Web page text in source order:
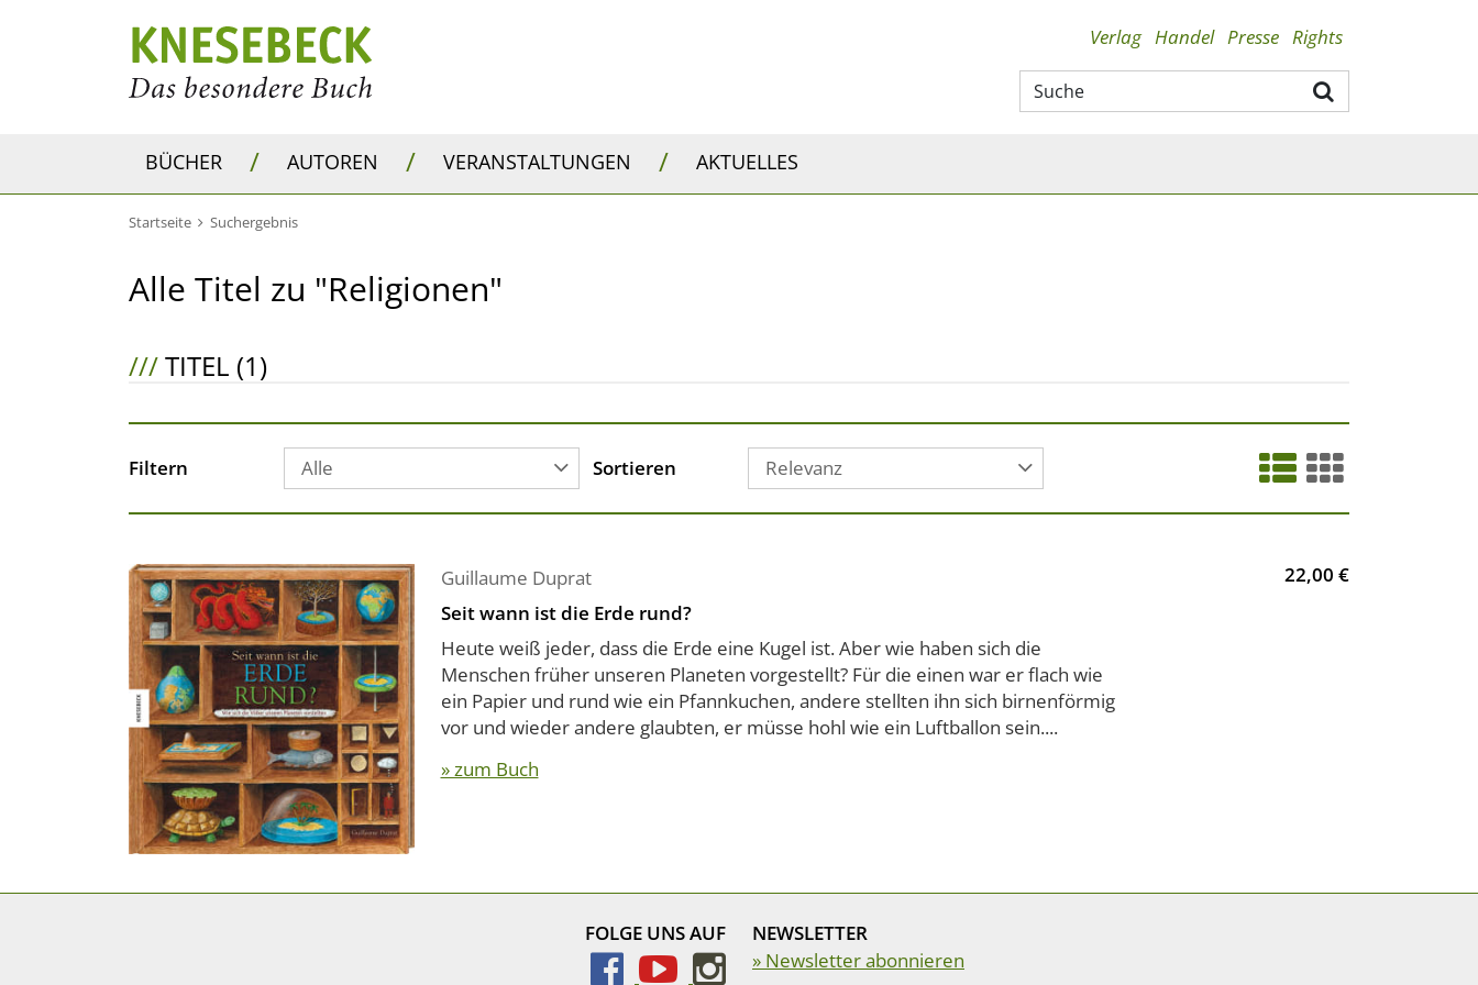
Verlag Handel Presse Rights
BÜCHER / AUTOREN / VERANSTALTUNGEN / AKTUELLES
Startseite Suchergebnis
Alle Titel zu "Religionen"
///TITEL (1)
Filtern Alle Sortieren Relevanz
Guillaume Duprat
Seit wann ist die Erde rund?
Heute weiß jeder, dass die Erde eine Kugel ist. Aber wie haben sich die
Menschen früher unseren Planeten vorgestellt? Für die einen war er flach wie
ein Papier und rund wie ein Pfannkuchen, andere stellten ihn sich birnenförmig
vor und wieder andere glaubten, er müsse hohl wie ein Luftballon sein....
» zum Buch
22,00 €
FOLGE UNS AUF
NEWSLETTER
» Newsletter abonnieren